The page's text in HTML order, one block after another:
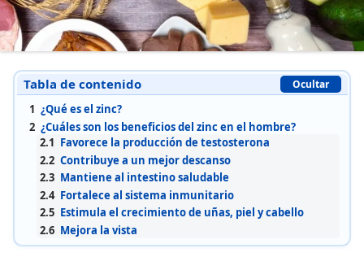
Tabla de contenido Ocultar
1 ¿Qué es el zinc?
2 ¿Cuáles son los beneficios del zinc en el hombre?
2.1 Favorece la producción de testosterona
2.2 Contribuye a un mejor descanso
2.3 Mantiene al intestino saludable
2.4 Fortalece al sistema inmunitario
2.5 Estimula el crecimiento de uñas, piel y cabello
2.6 Mejora la vista